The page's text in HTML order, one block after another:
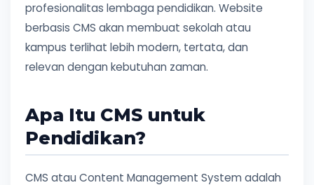
profesionalitas lembaga pendidikan. Website
berbasis CMS akan membuat sekolah atau
kampus terlihat lebih modern, tertata, dan
relevan dengan kebutuhan zaman.
Apa Itu CMS untuk
Pendidikan?
CMS atau Content Management System adalah